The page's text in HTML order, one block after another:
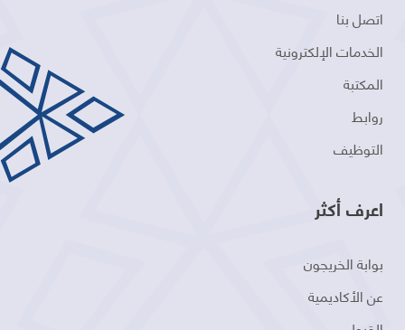
اتصل بنا
الخدمات الإلكترونية
المكتبة
روابط
التوظيف
اعرف أكثر
بوابة الخريجون
عن الأكاديمية